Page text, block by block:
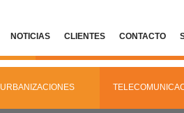
NOTICIAS CLIENTES CONTACTO
URBANIZACIONES